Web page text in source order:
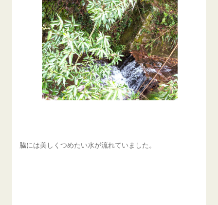
脇には美しくつめたい水が流れていました。